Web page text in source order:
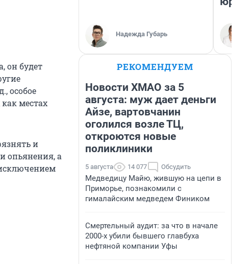
он будет
особое
местах
и
опьянения, а
Надежда Губарь
РЕКОМЕНДУЕМ
Новости ХМАО за 5
августа: муж дает деньги
Айзе, вартовчанин
оголился возле ТЦ,
откроются новые
поликлиники
5 августа 14 077 Обсудить
Медведицу Майю, жившую на цепи в
Приморье, познакомили с
гималайским медведем Фиником
Смертельный аудит: за что в начале
2000-х убили бывшего главбуха
нефтяной компании Уфы